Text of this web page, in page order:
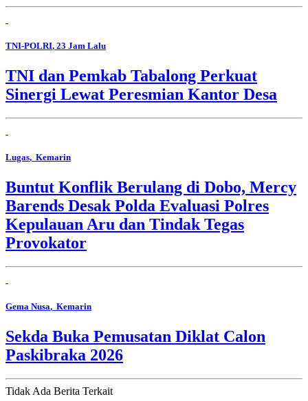
TNI-POLRI, 23 Jam Lalu
TNI dan Pemkab Tabalong Perkuat
Sinergi Lewat Peresmian Kantor Desa
Lugas, Kemarin
Buntut Konflik Berulang di Dobo, Mercy
Barends Desak Polda Evaluasi Polres
Kepulauan Aru dan Tindak Tegas
Provokator
Gema Nusa, Kemarin
Sekda Buka Pemusatan Diklat Calon
Paskibraka 2026
Tidak Ada Berita Terkait